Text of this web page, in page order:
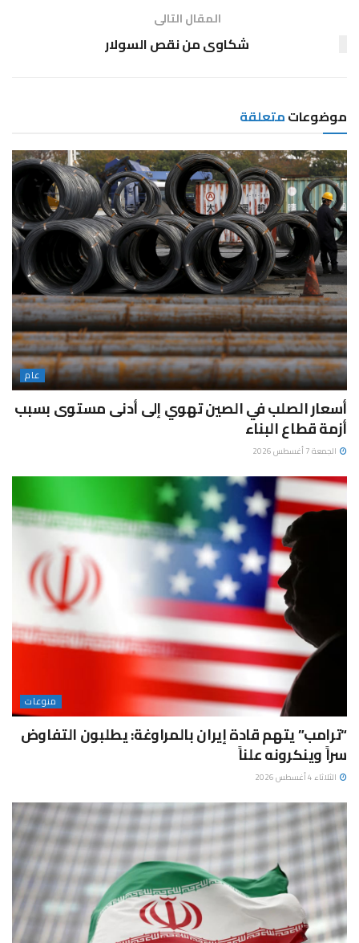
المقال التالى
شكاوى من نقص السولار
موضوعاتمتعلقة
عام
أسعار الصلب في الصين تهوي إلى أدنى مستوى بسبب
أزمة قطاع البناء
الجمعة 7 أغسطس 2026
منوعات
“ترامب” يتهم قادة إيران بالمراوغة: يطلبون التفاوض
سراً وينكرونه علناً
الثلاثاء 4 أغسطس 2026